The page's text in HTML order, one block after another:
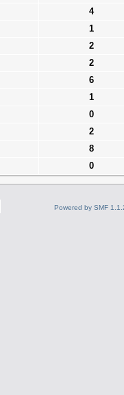
4
1
2
2
6
1
0
2
8
0
Powered by SMF